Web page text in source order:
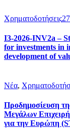
Χρηματοδοτήσεις
I3-2026-INV2a –
for investments in
development of
Νέα,
Προδημοσίευση
Μεγάλων
για την Ευρώπη